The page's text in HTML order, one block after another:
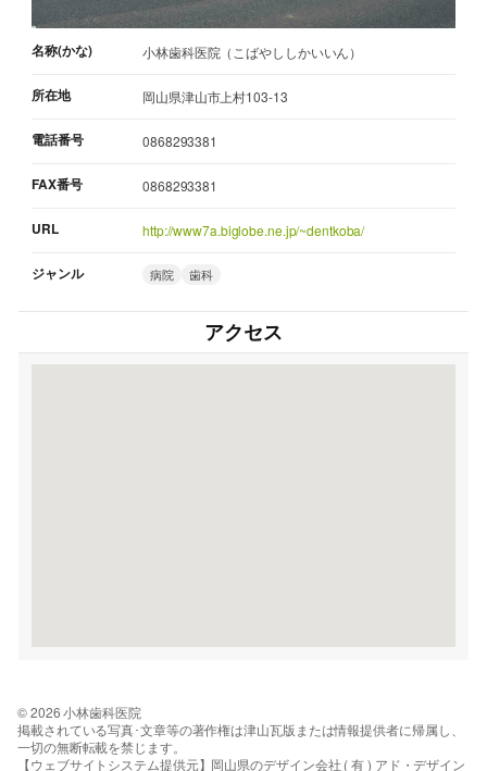
名称(かな) 小林歯科医院（こばやししかいいん）
所在地 岡山県津山市上村103-13
電話番号 0868293381
FAX番号 0868293381
URL http://www7a.biglobe.ne.jp/~dentkoba/
ジャンル 病院 歯科
アクセス
© 2026 小林歯科医院
掲載されている写真･文章等の著作権は津山瓦版または情報提供者に帰属し、
一切の無断転載を禁じます。
【ウェブサイトシステム提供元】岡山県のデザイン会社 ( 有 ) アド・デザイン